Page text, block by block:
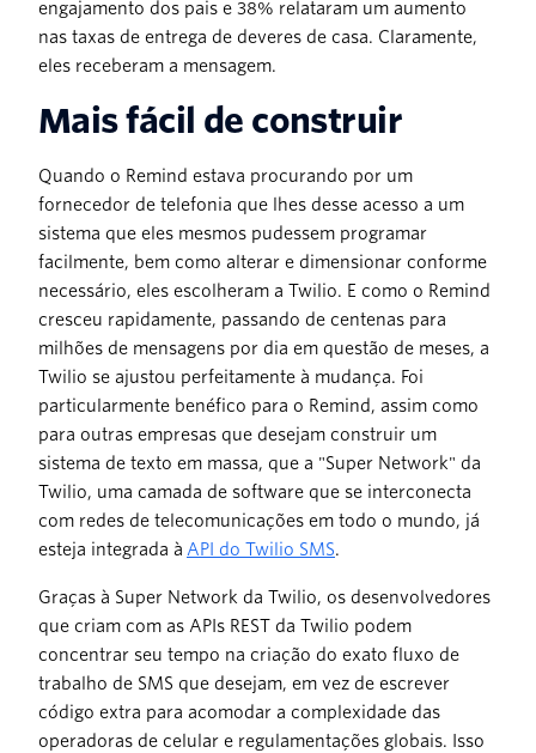
engajamento dos pais e 38% relataram um aumento
nas taxas de entrega de deveres de casa. Claramente,
eles receberam a mensagem.
Mais fácil de construir
Quando o Remind estava procurando por um
fornecedor de telefonia que lhes desse acesso a um
sistema que eles mesmos pudessem programar
facilmente, bem como alterar e dimensionar conforme
necessário, eles escolheram a Twilio. E como o Remind
cresceu rapidamente, passando de centenas para
milhões de mensagens por dia em questão de meses, a
Twilio se ajustou perfeitamente à mudança. Foi
particularmente benéfico para o Remind, assim como
para outras empresas que desejam construir um
sistema de texto em massa, que a "Super Network" da
Twilio, uma camada de software que se interconecta
com redes de telecomunicações em todo o mundo, já
esteja integrada à API do Twilio SMS.
Graças à Super Network da Twilio, os desenvolvedores
que criam com as APIs REST da Twilio podem
concentrar seu tempo na criação do exato fluxo de
trabalho de SMS que desejam, em vez de escrever
código extra para acomodar a complexidade das
operadoras de celular e regulamentações globais. Isso